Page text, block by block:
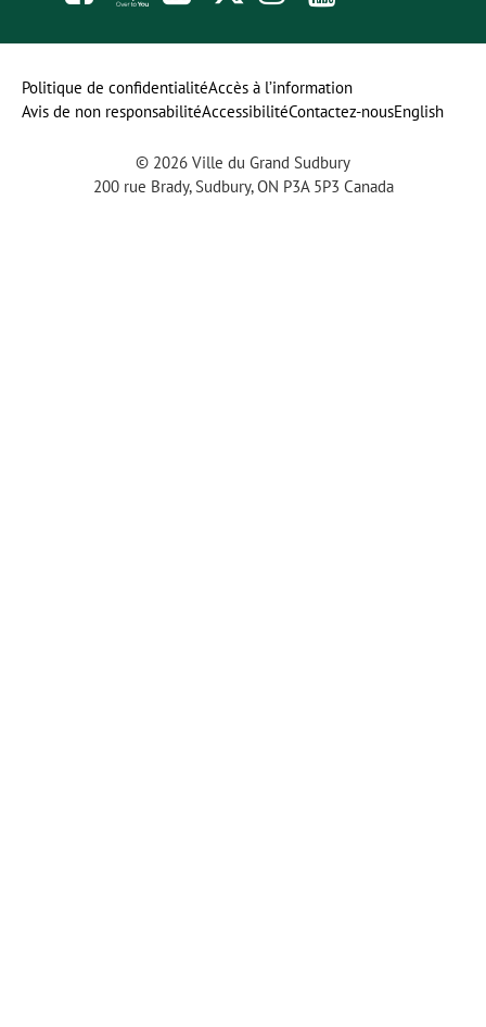
us
on
Facebook
toi
la
in
a
tab
us
on
us
on
Instagram
to
our
YouTube
channel
© 2026 Ville du Grand Sudbury
200 rue Brady, Sudbury, ON P3A 5P3 Canada
Politique de confidentialitéAccès à l’information
Avis de non responsabilitéAccessibilitéContactez-nousEnglish